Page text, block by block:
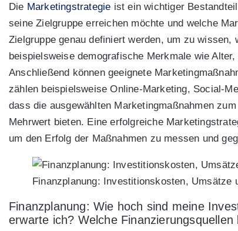
Die Marketingstrategie ist ein wichtiger
seine Zielgruppe erreichen möchte und welche
Zielgruppe genau definiert werden, um zu
beispielsweise demografische Merkmale wie
Anschließend können geeignete
zählen beispielsweise Online-Marketing, Social-
dass die ausgewählten Marketingmaßnahmen
Mehrwert bieten. Eine erfolgreiche
um den Erfolg der Maßnahmen zu messen und
Finanzplanung: Investitionskosten, Umsätze
Finanzplanung: Wie hoch sind meine
erwarte ich? Welche